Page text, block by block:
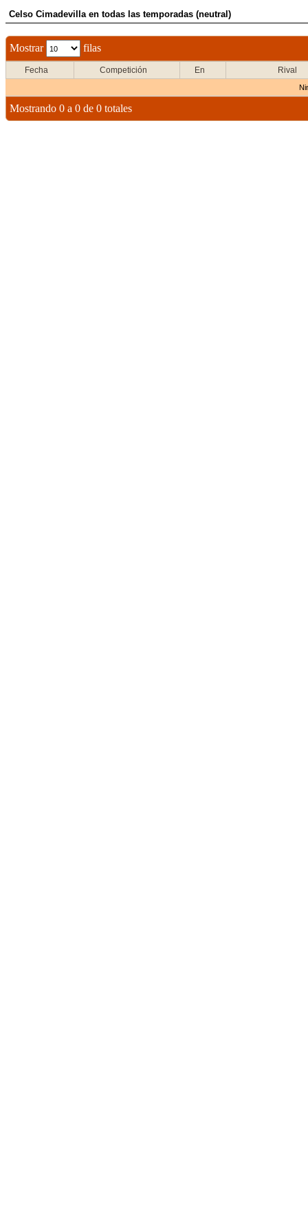
Celso Cimadevilla en todas las temporadas (neutral)
Mostrar filas
Fecha Competición En Rival
Mostrando 0 a 0 de 0 totales